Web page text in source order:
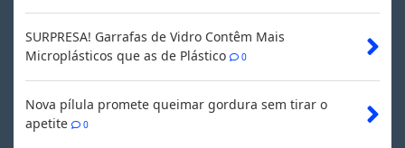
SURPRESA! Garrafas de Vidro Contêm Mais
Microplásticos que as de Plástico
0
Nova pílula promete queimar gordura sem tirar o
apetite
0